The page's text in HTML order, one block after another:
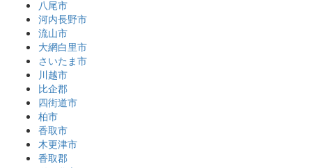
八尾市
河内長野市
流山市
大網白里市
さいたま市
川越市
比企郡
四街道市
柏市
香取市
木更津市
香取郡